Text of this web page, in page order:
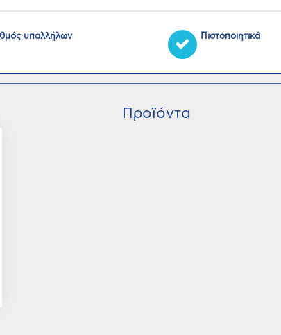
υπαλλήλων Πιστοποιητικά
Προϊόντα